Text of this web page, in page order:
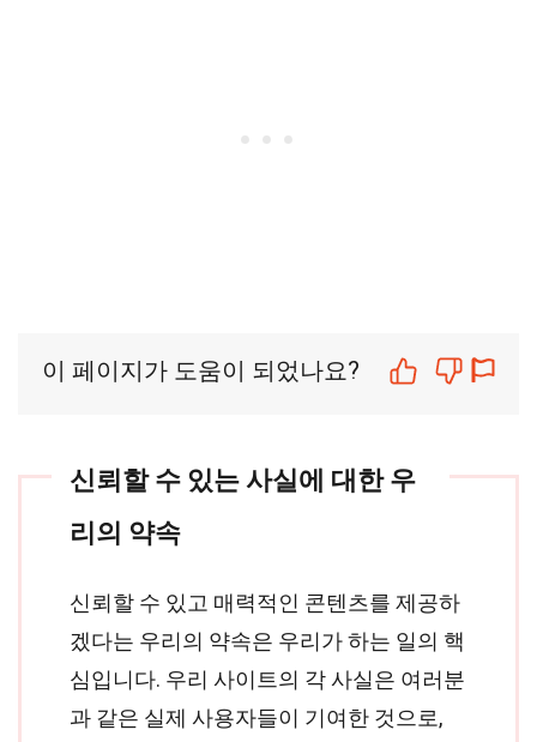
이 페이지가 도움이 되었나요?
신뢰할 수 있는 사실에 대한 우
리의 약속
신뢰할 수 있고 매력적인 콘텐츠를 제공하
겠다는 우리의 약속은 우리가 하는 일의 핵
심입니다. 우리 사이트의 각 사실은 여러분
과 같은 실제 사용자들이 기여한 것으로,